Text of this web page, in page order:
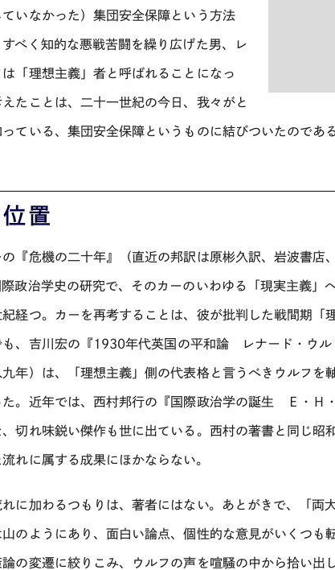
いなかった）集団安全保障という方法
べく知的な悪戦苦闘を繰り広げた男、レ
「理想主義」者と呼ばれることになっ
たことは、二十一世紀の今日、我々がと
ている、集団安全保障というものに結びついたのである
位置
『危機の二十年』（直近の邦訳は原彬久訳、岩波書店
政治学史の研究で、そのカーのいわゆる「現実主義」
経つ。カーを再考することは、彼が批判した戦間期「
も、吉川宏の『1930年代英国の平和論 レナード・ウル
年）は、「理想主義」側の代表格と言うべきウルフを
。近年では、西村邦行の『国際政治学の誕生 Ｅ・Ｈ
切れ味鋭い傑作も世に出ている。西村の著書と同じ昭
れに属する成果にほかならない。
に加わるつもりは、著者にはない。あとがきで、「両
のようにあり、面白い論点、個性的な意見がいくつも
の変遷に絞りこみ、ウルフの声を喧騒の中から拾い出